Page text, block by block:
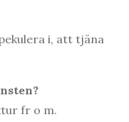
i, att tjäna
fr o m.